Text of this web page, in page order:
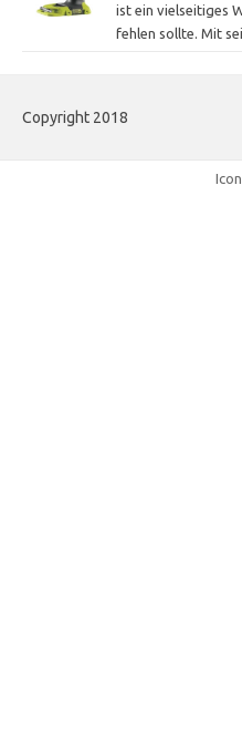
ist ein vielseitiges
fehlen sollte. Mit
Copyright 2018